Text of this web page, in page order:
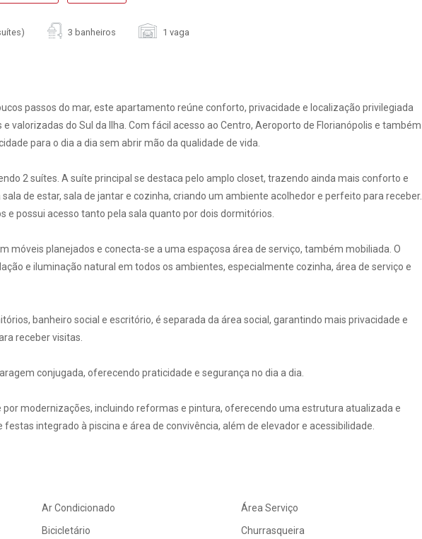
3 banheiros 1 vaga
passos do mar, este apartamento reúne conforto, privacidade e localização privilegiada
valorizadas do Sul da Ilha. Com fácil acesso ao Centro, Aeroporto de Florianópolis e também
para o dia a dia sem abrir mão da qualidade de vida.
2 suítes. A suíte principal se destaca pelo amplo closet, trazendo ainda mais conforto e
de estar, sala de jantar e cozinha, criando um ambiente acolhedor e perfeito para receber.
e possui acesso tanto pela sala quanto por dois dormitórios.
móveis planejados e conecta-se a uma espaçosa área de serviço, também mobiliada. O
e iluminação natural em todos os ambientes, especialmente cozinha, área de serviço e
banheiro social e escritório, é separada da área social, garantindo mais privacidade e
receber visitas.
conjugada, oferecendo praticidade e segurança no dia a dia.
modernizações, incluindo reformas e pintura, oferecendo uma estrutura atualizada e
integrado à piscina e área de convivência, além de elevador e acessibilidade.
Ar Condicionado
Área Serviço
Bicicletário
Churrasqueira